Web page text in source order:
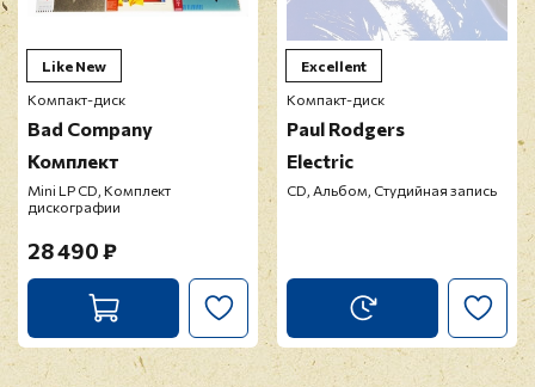
Like New
Компакт-диск
Bad Company
Комплект
Mini LP CD, Комплект
дискографии
28 490 ₽
Excellent
Компакт-диск
Paul Rodgers
Electric
CD, Альбом, Студийная запись